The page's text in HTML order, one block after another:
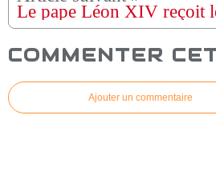
COMMENTER
Ajouter un commentaire